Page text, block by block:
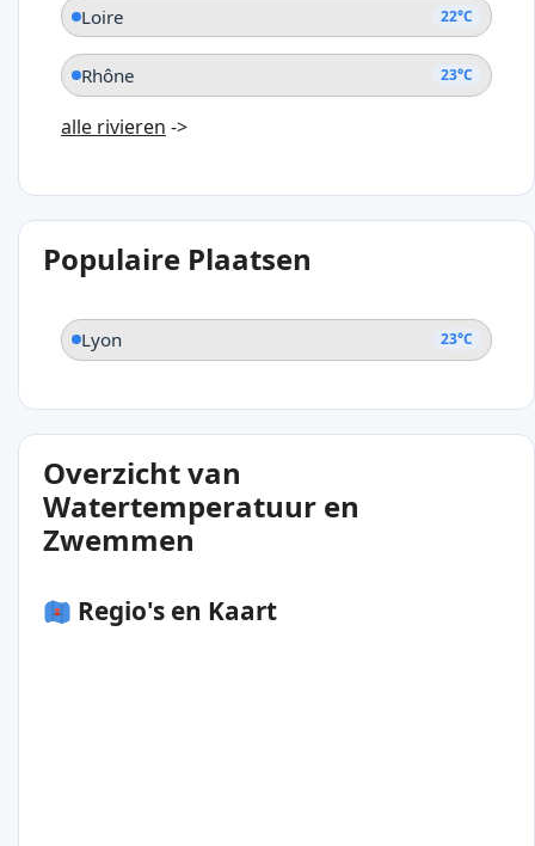
Loire 22°C
Rhône 23°C
alle rivieren ->
Populaire Plaatsen
Lyon 23°C
Overzicht van
Watertemperatuur en
Zwemmen
Regio's en Kaart